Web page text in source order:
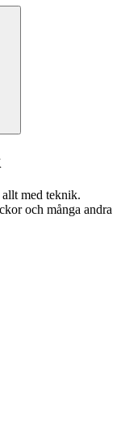
med teknik.
och många andra